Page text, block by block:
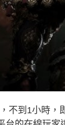
不到1小時